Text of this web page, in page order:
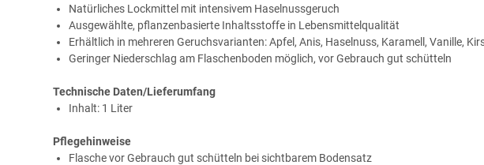
Natürliches Lockmittel mit intensivem Haselnussgeruch
Ausgewählte, pflanzenbasierte Inhaltsstoffe in Lebensmittelqualität
Erhältlich in mehreren Geruchsvarianten: Apfel, Anis, Haselnuss, Karamell, Vanille,
Geringer Niederschlag am Flaschenboden möglich, vor Gebrauch gut schütteln
Technische Daten/Lieferumfang
Inhalt: 1 Liter
Pflegehinweise
Flasche vor Gebrauch gut schütteln bei sichtbarem Bodensatz